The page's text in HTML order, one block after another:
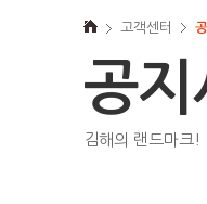
고객센터
공지
김해의 랜드마크!